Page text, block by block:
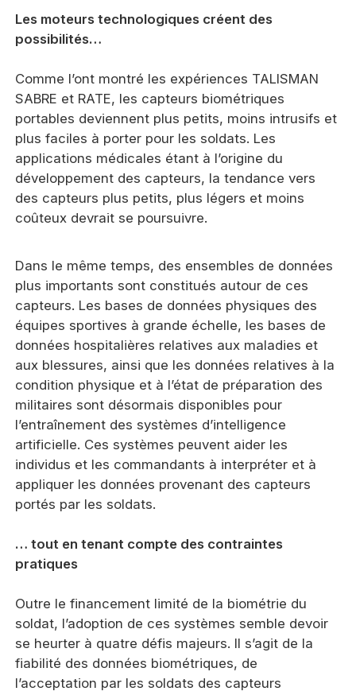
Les moteurs technologiques créent des
possibilités…
Comme l’ont montré les expériences TALISMAN
SABRE et RATE, les capteurs biométriques
portables deviennent plus petits, moins intrusifs et
plus faciles à porter pour les soldats. Les
applications médicales étant à l’origine du
développement des capteurs, la tendance vers
des capteurs plus petits, plus légers et moins
coûteux devrait se poursuivre.
Dans le même temps, des ensembles de données
plus importants sont constitués autour de ces
capteurs. Les bases de données physiques des
équipes sportives à grande échelle, les bases de
données hospitalières relatives aux maladies et
aux blessures, ainsi que les données relatives à la
condition physique et à l’état de préparation des
militaires sont désormais disponibles pour
l’entraînement des systèmes d’intelligence
artificielle. Ces systèmes peuvent aider les
individus et les commandants à interpréter et à
appliquer les données provenant des capteurs
portés par les soldats.
… tout en tenant compte des contraintes
pratiques
Outre le financement limité de la biométrie du
soldat, l’adoption de ces systèmes semble devoir
se heurter à quatre défis majeurs. Il s’agit de la
fiabilité des données biométriques, de
l’acceptation par les soldats des capteurs